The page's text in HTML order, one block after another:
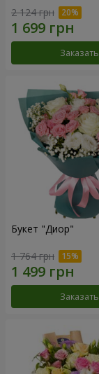
2 124 грн
Заказать
Букет "Диор"
1 764 грн
Заказать